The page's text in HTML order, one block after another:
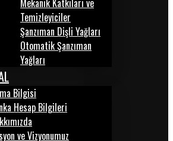
Mekanik Katkıları ve
Temizleyiciler
Şanzıman Dişli Yağları
Otomatik Şanzıman
Yağları
Bilgisi
Hesap Bilgileri
ve Vizyonumuz